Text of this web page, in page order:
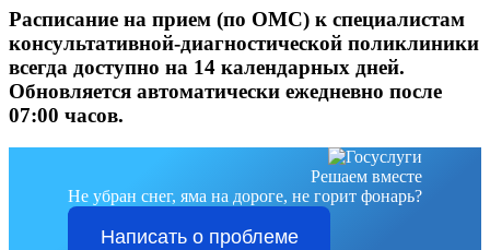
Расписание на прием (по ОМС) к специалистам
консультативной-диагностической поликлиники
всегда доступно на 14 календарных дней.
Обновляется автоматически ежедневно после
07:00 часов.
Решаем вместе
Не убран снег, яма на дороге, не горит фонарь?
Написать о проблеме